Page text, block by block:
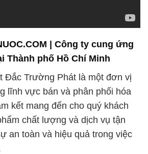
| Công ty cung ứng
Thành phố Hồ Chí Minh
Đắc Trường Phát là một đơn vị
lĩnh vực bán và phân phối hóa
kết mang đến cho quý khách
chất lượng và dịch vụ tận
an toàn và hiệu quả trong việc